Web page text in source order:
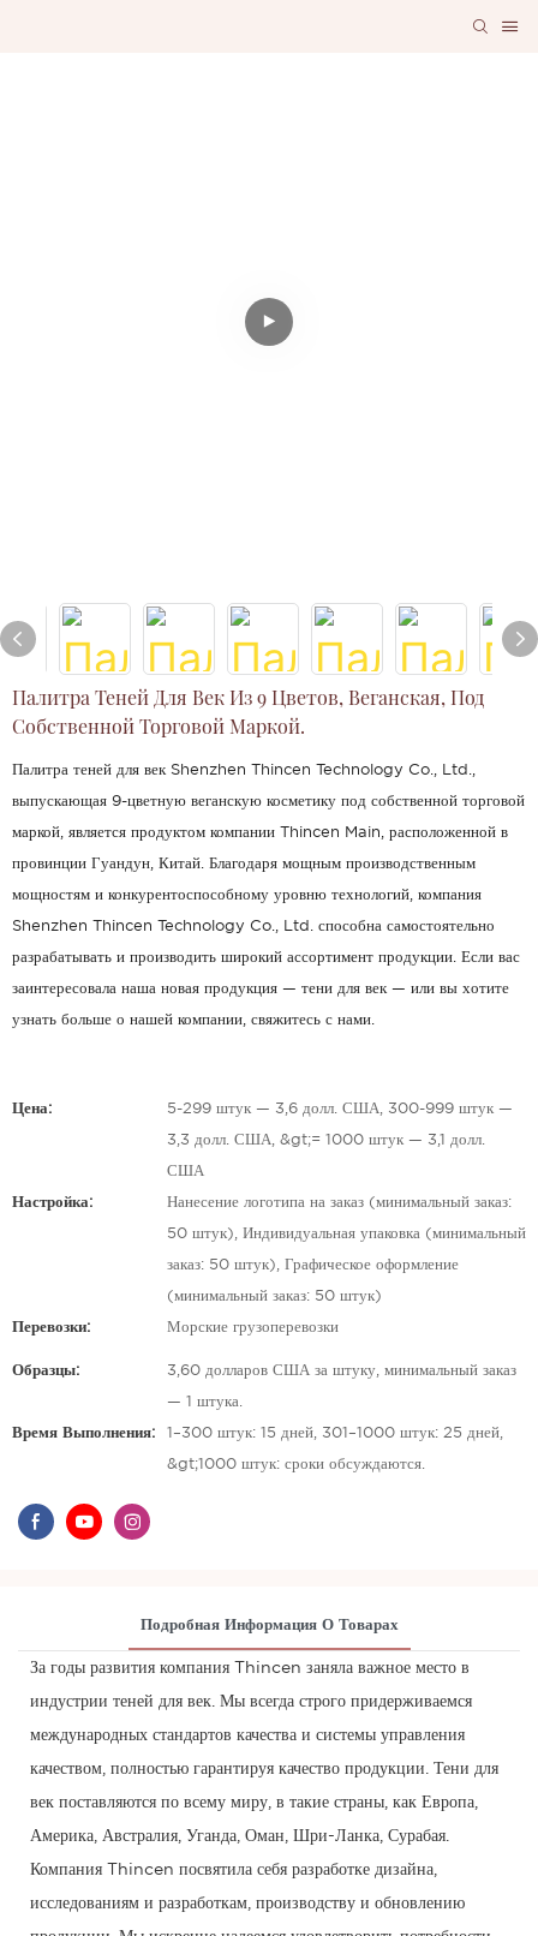
Палитра Теней Для Век Из 9 Цветов, Веганская, Под
Собственной Торговой Маркой.
Палитра теней для век Shenzhen Thincen Technology Co., Ltd.,
выпускающая 9-цветную веганскую косметику под собственной торговой
маркой, является продуктом компании Thincen Main, расположенной в
провинции Гуандун, Китай. Благодаря мощным производственным
мощностям и конкурентоспособному уровню технологий, компания
Shenzhen Thincen Technology Co., Ltd. способна самостоятельно
разрабатывать и производить широкий ассортимент продукции. Если вас
заинтересовала наша новая продукция — тени для век — или вы хотите
узнать больше о нашей компании, свяжитесь с нами.
Цена: 5-299 штук — 3,6 долл. США, 300-999 штук —
3,3 долл. США, &gt;= 1000 штук — 3,1 долл.
США
Настройка: Нанесение логотипа на заказ (минимальный заказ:
50 штук), Индивидуальная упаковка (минимальный
заказ: 50 штук), Графическое оформление
(минимальный заказ: 50 штук)
Перевозки: Морские грузоперевозки
Образцы: 3,60 долларов США за штуку, минимальный заказ
— 1 штука.
Время Выполнения: 1–300 штук: 15 дней, 301–1000 штук: 25 дней,
&gt;1000 штук: сроки обсуждаются.
Подробная Информация О Товарах
За годы развития компания Thincen заняла важное место в
индустрии теней для век. Мы всегда строго придерживаемся
международных стандартов качества и системы управления
качеством, полностью гарантируя качество продукции. Тени для
век поставляются по всему миру, в такие страны, как Европа,
Америка, Австралия, Уганда, Оман, Шри-Ланка, Сурабая.
Компания Thincen посвятила себя разработке дизайна,
исследованиям и разработкам, производству и обновлению